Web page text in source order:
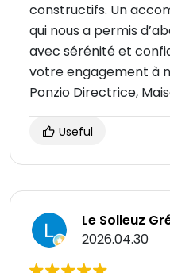
constructifs. Un
qui nous a permis
avec sérénité et
votre engagement à
Ponzio Directrice,
Useful
Le Solleuz
2026.04.30